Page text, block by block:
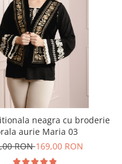
neagra cu broderie
aurie Maria 03
RON169,00 RON